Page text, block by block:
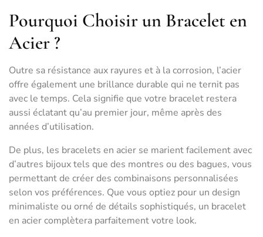
Pourquoi Choisir un Bracelet en
Acier ?
Outre sa résistance aux rayures et à la corrosion, l’acier
offre également une brillance durable qui ne ternit pas
avec le temps. Cela signifie que votre bracelet restera
aussi éclatant qu’au premier jour, même après des
années d’utilisation.
De plus, les bracelets en acier se marient facilement avec
d’autres bijoux tels que des montres ou des bagues, vous
permettant de créer des combinaisons personnalisées
selon vos préférences. Que vous optiez pour un design
minimaliste ou orné de détails sophistiqués, un bracelet
en acier complètera parfaitement votre look.